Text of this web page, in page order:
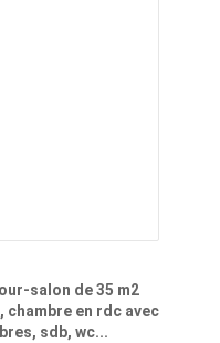
salon de 35 m2
chambre en rdc avec
sdb, wc...